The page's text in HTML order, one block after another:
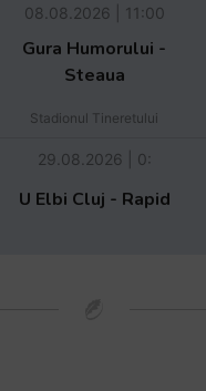
08.08.2026 | 11:00
Gura Humorului -
Steaua
Stadionul Tineretului
29.08.2026 | 0:
U Elbi Cluj - Rapid